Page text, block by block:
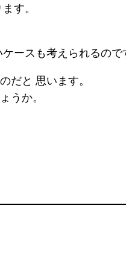
す。
ースも考えられるので
だと 思います。
うか。